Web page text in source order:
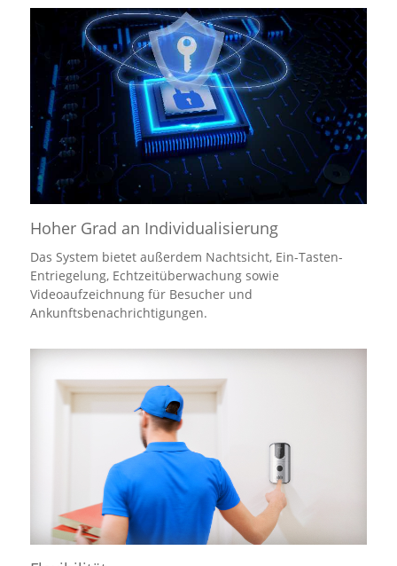
Hoher Grad an Individualisierung
Das System bietet außerdem Nachtsicht, Ein-Tasten-
Entriegelung, Echtzeitüberwachung sowie
Videoaufzeichnung für Besucher und
Ankunftsbenachrichtigungen.